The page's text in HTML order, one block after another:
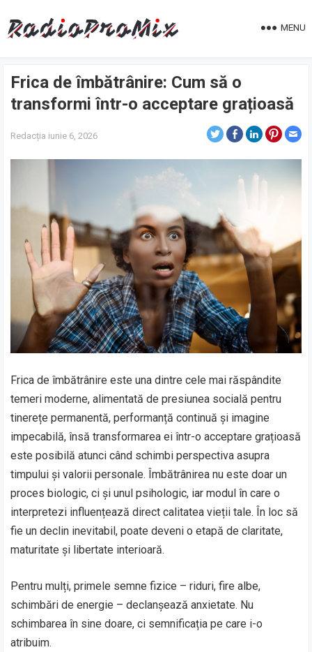
MENU
Frica de îmbătrânire: Cum să o
transformi într-o acceptare grațioasă
Redacția iunie 6, 2026
Frica de îmbătrânire este una dintre cele mai răspândite
temeri moderne, alimentată de presiunea socială pentru
tinerețe permanentă, performanță continuă și imagine
impecabilă, însă transformarea ei într-o acceptare grațioasă
este posibilă atunci când schimbi perspectiva asupra
timpului și valorii personale. Îmbătrânirea nu este doar un
proces biologic, ci și unul psihologic, iar modul în care o
interpretezi influențează direct calitatea vieții tale. În loc să
fie un declin inevitabil, poate deveni o etapă de claritate,
maturitate și libertate interioară.
Pentru mulți, primele semne fizice – riduri, fire albe,
schimbări de energie – declanșează anxietate. Nu
schimbarea în sine doare, ci semnificația pe care i-o
atribuim.